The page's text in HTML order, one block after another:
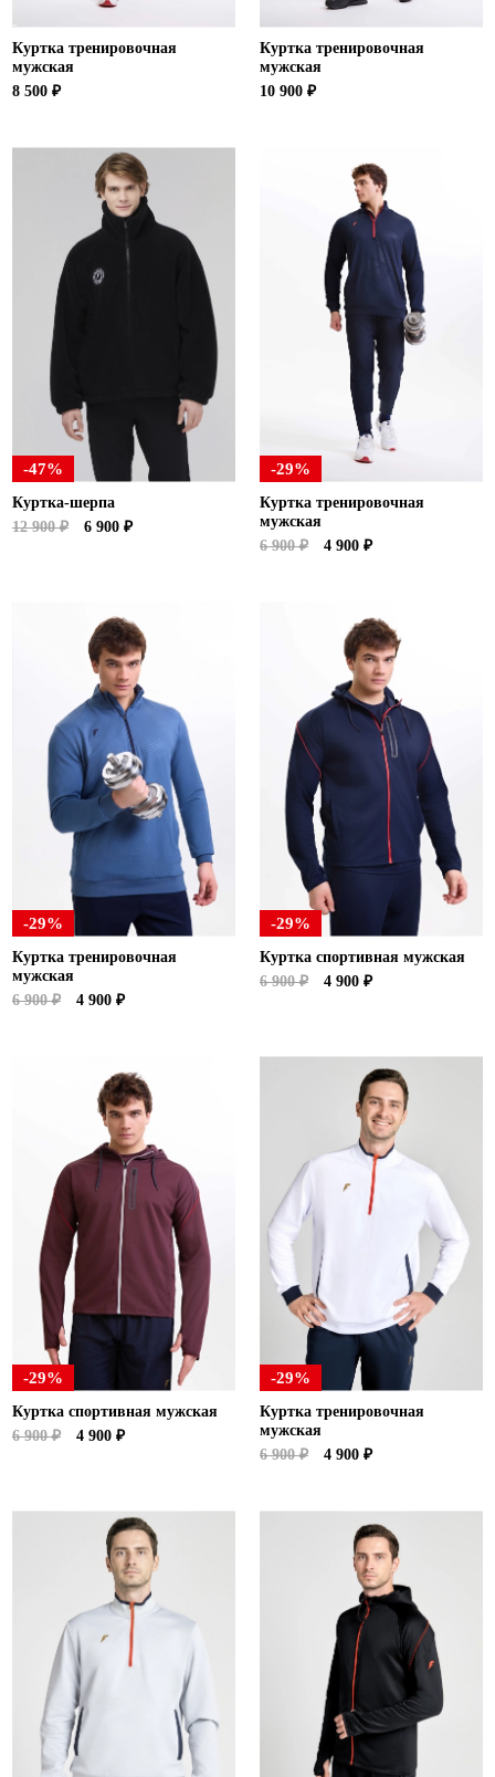
Куртка тренировочная
мужская
8 500 ₽
Куртка тренировочная
мужская
10 900 ₽
-47%
Куртка-шерпа
12 900 ₽
6 900 ₽
-29%
Куртка тренировочная
мужская
6 900 ₽
4 900 ₽
-29%
Куртка тренировочная
мужская
6 900 ₽
4 900 ₽
-29%
Куртка спортивная мужская
6 900 ₽
4 900 ₽
-29%
Куртка спортивная мужская
6 900 ₽
4 900 ₽
-29%
Куртка тренировочная
мужская
6 900 ₽
4 900 ₽